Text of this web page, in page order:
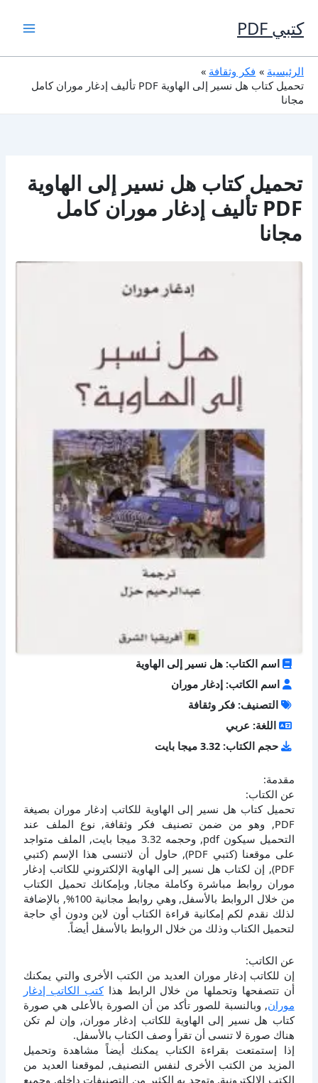
إلى
المحتوى
كتبي PDF
الرئيسية
فكر وثقافة
تحميل كتاب هل نسير إلى الهاوية PDF تأليف إدغار موران كامل
مجانا
تحميل كتاب هل نسير إلى الهاوية
PDF تأليف إدغار موران كامل
مجانا
اسم الكتاب: هل نسير إلى الهاوية
اسم الكاتب: إدغار موران
التصنيف: فكر وثقافة
اللغة: عربي
حجم الكتاب: 3.32 ميجا بايت
مقدمة:
عن الكتاب:
تحميل كتاب هل نسير إلى الهاوية للكاتب إدغار موران بصيغة
PDF, وهو من ضمن تصنيف فكر وثقافة, نوع الملف عند
التحميل سيكون pdf, وحجمه 3.32 ميجا بايت, الملف متواجد
على موقعنا (كتبي PDF), حاول أن لاتنسى هذا الإسم (كتبي
PDF), إن لكتاب هل نسير إلى الهاوية الإلكتروني للكاتب إدغار
موران روابط مباشرة وكاملة مجانا, وبإمكانك تحميل الكتاب
من خلال الروابط بالأسفل, وهي روابط مجانية 100%, بالإضافة
لذلك نقدم لكم إمكانية قراءة الكتاب أون لاين ودون أي حاجة
لتحميل الكتاب وذلك من خلال الروابط بالأسفل أيضاً.
عن الكاتب:
إن للكاتب إدغار موران العديد من الكتب الأخرى والتي يمكنك
أن تتصفحها وتحملها من خلال الرابط هذاكتب الكاتب إدغار
موران, وبالنسبة للصور تأكد من أن الصورة بالأعلى هي صورة
كتاب هل نسير إلى الهاوية للكاتب إدغار موران, وإن لم تكن
هناك صورة لا تنسى أن تقرأ وصف الكتاب بالأسفل.
إذا إستمتعت بقراءة الكتاب يمكنك أيضاً مشاهدة وتحميل
المزيد من الكتب الأخرى لنفس التصنيف, لموقعنا العديد من
الكتب الإلكترونية, وتوجد به الكثير من التصنيفات داخله, وجميع